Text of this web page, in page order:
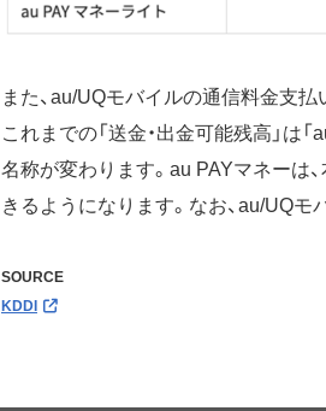
また、au/UQモバイルの通信料金支
これまでの「送金・出金可能残高」は「
名称が変わります。au PAYマネーは
きるようになります。なお、au/UQモ
SOURCE
KDDI